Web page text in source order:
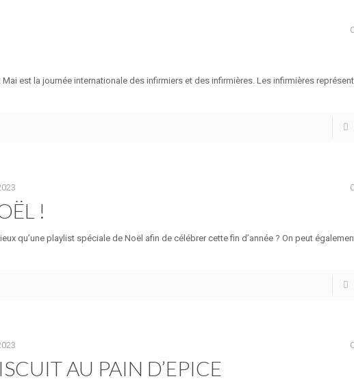
est la journée internationale des infirmiers et des infirmières. Les infirmières
!
qu’une playlist spéciale de Noël afin de célébrer cette fin d’année ? On peut
AU PAIN D’EPICE